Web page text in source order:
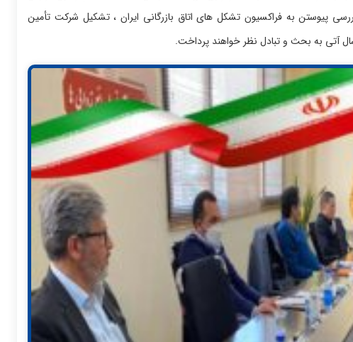
پیوستن به فراکسیون تشکل های اتاق بازرگانی ایران ، تشکیل شرکت تأمین